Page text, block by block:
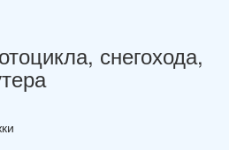
снегохода,